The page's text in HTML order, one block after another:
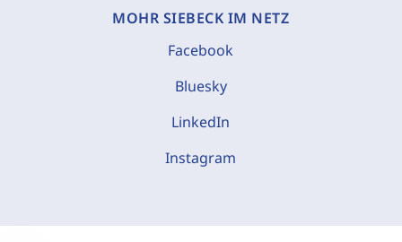
MOHR SIEBECK IM NETZ
Facebook
Bluesky
LinkedIn
Instagram